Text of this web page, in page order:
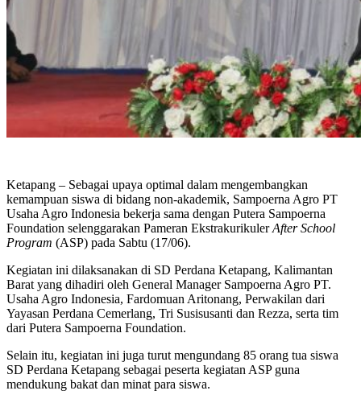
Ketapang – Sebagai upaya optimal dalam mengembangkan
kemampuan siswa di bidang non-akademik, Sampoerna Agro PT
Usaha Agro Indonesia bekerja sama dengan Putera Sampoerna
Foundation selenggarakan Pameran EkstrakurikulerAfter School
Program (ASP) pada Sabtu (17/06).
Kegiatan ini dilaksanakan di SD Perdana Ketapang, Kalimantan
Barat yang dihadiri oleh General Manager Sampoerna Agro PT.
Usaha Agro Indonesia, Fardomuan Aritonang, Perwakilan dari
Yayasan Perdana Cemerlang, Tri Susisusanti dan Rezza, serta tim
dari Putera Sampoerna Foundation.
Selain itu, kegiatan ini juga turut mengundang 85 orang tua siswa
SD Perdana Ketapang sebagai peserta kegiatan ASP guna
mendukung bakat dan minat para siswa.